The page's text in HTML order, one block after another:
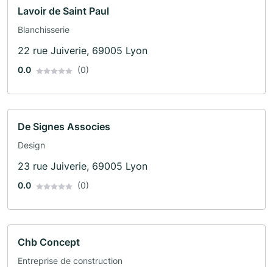
Lavoir de Saint Paul
Blanchisserie
22 rue Juiverie, 69005 Lyon
0.0 (0)
De Signes Associes
Design
23 rue Juiverie, 69005 Lyon
0.0 (0)
Chb Concept
Entreprise de construction